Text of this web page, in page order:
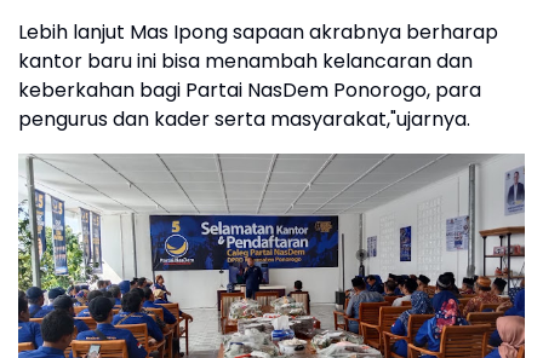
Lebih lanjut Mas Ipong sapaan akrabnya berharap
kantor baru ini bisa menambah kelancaran dan
keberkahan bagi Partai NasDem Ponorogo, para
pengurus dan kader serta masyarakat,"ujarnya.